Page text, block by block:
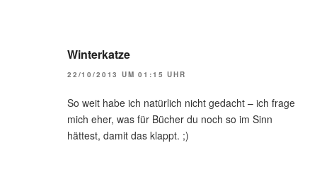
Winterkatze
22/10/2013 UM 01:15 UHR
So weit habe ich natürlich nicht gedacht – ich frage
mich eher, was für Bücher du noch so im Sinn
hättest, damit das klappt. ;)